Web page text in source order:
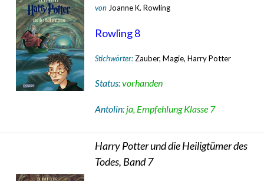
von Joanne K. Rowling
Rowling 8
Stichwörter: Zauber, Magie, Harry Potter
Status:vorhanden
Antolin: ja, Empfehlung Klasse 7
Harry Potter und die Heiligtümer des
Todes, Band 7